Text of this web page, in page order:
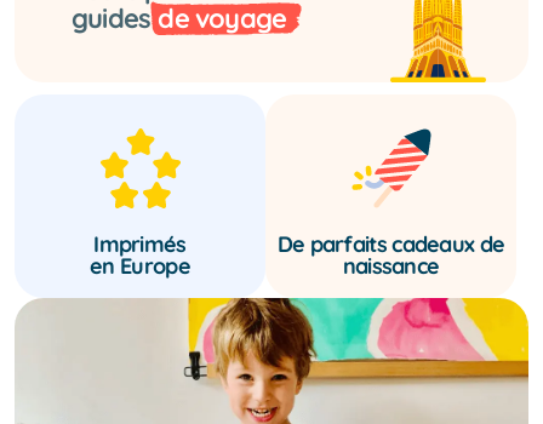
guides de voyage
Imprimés
en Europe
De parfaits cadeaux de
naissance